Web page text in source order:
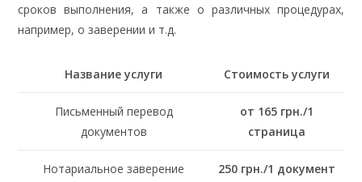
сроков выполнения, а также о различных процедурах,
например, о заверении и т.д.
Название услуги Стоимость услуги
Письменный перевод
документов
от 165 грн./1
страница
Нотариальное заверение
250 грн./1 документ